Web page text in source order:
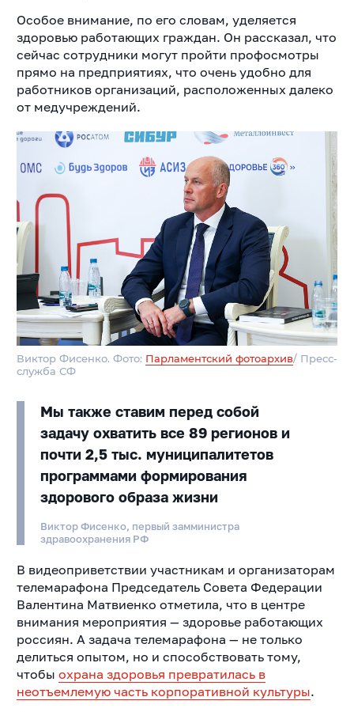
Особое внимание, по его словам, уделяется
здоровью работающих граждан. Он рассказал, что
сейчас сотрудники могут пройти профосмотры
прямо на предприятиях, что очень удобно для
работников организаций, расположенных далеко
от медучреждений.
Виктор Фисенко. Фото: Парламентский фотоархив/ Пресс-
служба СФ
Мы также ставим перед собой
задачу охватить все 89 регионов и
почти 2,5 тыс. муниципалитетов
программами формирования
здорового образа жизни
Виктор Фисенко, первый замминистра
здравоохранения РФ
В видеоприветствии участникам и организаторам
телемарафона Председатель Совета Федерации
Валентина Матвиенко отметила, что в центре
внимания мероприятия — здоровье работающих
россиян. А задача телемарафона — не только
делиться опытом, но и способствовать тому,
чтобы охрана здоровья превратилась в
неотъемлемую часть корпоративной культуры.